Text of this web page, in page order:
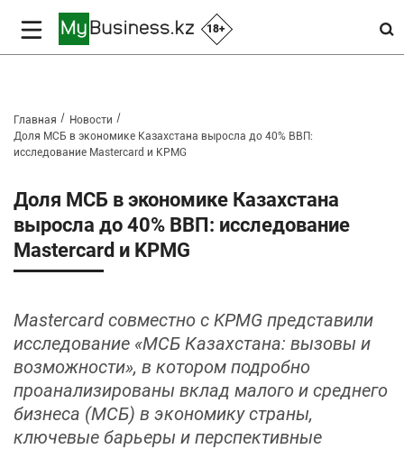
18+
Главная
Новости
Доля МСБ в экономике Казахстана выросла до 40% ВВП:
исследование Mastercard и KPMG
Доля МСБ в экономике Казахстана
выросла до 40% ВВП: исследование
Mastercard и KPMG
Mastercard совместно с KPMG представили
исследование «МСБ Казахстана: вызовы и
возможности», в котором подробно
проанализированы вклад малого и среднего
бизнеса (МСБ) в экономику страны,
ключевые барьеры и перспективные